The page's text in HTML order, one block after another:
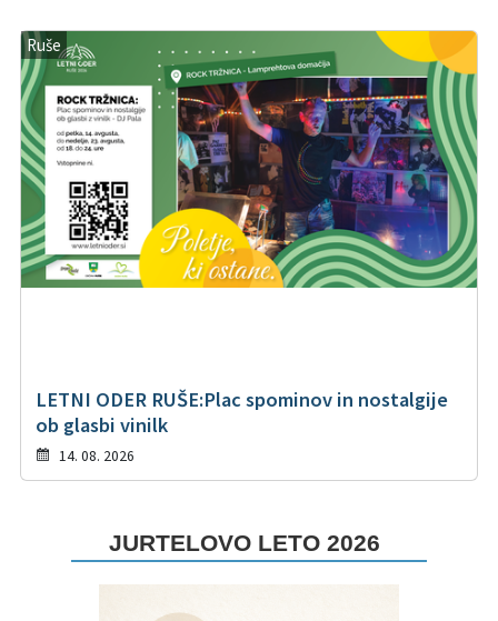
Ruše
LETNI ODER RUŠE:Plac spominov in nostalgije
ob glasbi vinilk
14. 08. 2026
JURTELOVO LETO 2026